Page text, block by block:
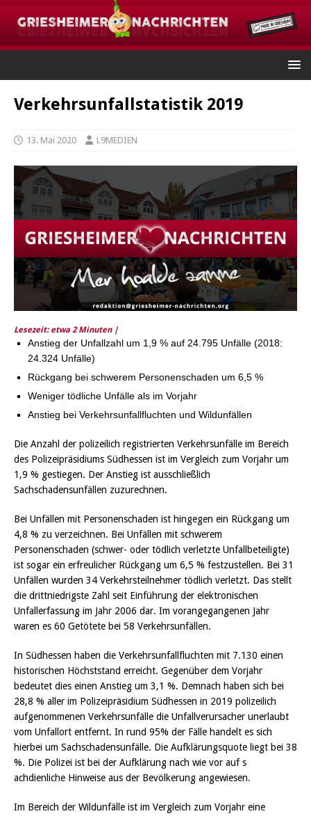
Verkehrsunfallstatistik 2019
13. Mai 2020 L9MEDIEN
Lesezeit: etwa 2 Minuten |
Anstieg der Unfallzahl um 1,9 % auf 24.795 Unfälle (2018:
24.324 Unfälle)
Rückgang bei schwerem Personenschaden um 6,5 %
Weniger tödliche Unfälle als im Vorjahr
Anstieg bei Verkehrsunfallfluchten und Wildunfällen
Die Anzahl der polizeilich registrierten Verkehrsunfälle im Bereich
des Polizeipräsidiums Südhessen ist im Vergleich zum Vorjahr um
1,9 % gestiegen. Der Anstieg ist ausschließlich
Sachschadensunfällen zuzurechnen.
Bei Unfällen mit Personenschaden ist hingegen ein Rückgang um
4,8 % zu verzeichnen. Bei Unfällen mit schwerem
Personenschaden (schwer- oder tödlich verletzte Unfallbeteiligte)
ist sogar ein erfreulicher Rückgang um 6,5 % festzustellen. Bei 31
Unfällen wurden 34 Verkehrsteilnehmer tödlich verletzt. Das stellt
die drittniedrigste Zahl seit Einführung der elektronischen
Unfallerfassung im Jahr 2006 dar. Im vorangegangenen Jahr
waren es 60 Getötete bei 58 Verkehrsunfällen.
In Südhessen haben die Verkehrsunfallfluchten mit 7.130 einen
historischen Höchststand erreicht. Gegenüber dem Vorjahr
bedeutet dies einen Anstieg um 3,1 %. Demnach haben sich bei
28,8 % aller im Polizeipräsidium Südhessen in 2019 polizeilich
aufgenommenen Verkehrsunfälle die Unfallverursacher unerlaubt
vom Unfallort entfernt. In rund 95% der Fälle handelt es sich
hierbei um Sachschadensunfälle. Die Aufklärungsquote liegt bei 38
%. Die Polizei ist bei der Aufklärung nach wie vor auf s
achdienliche Hinweise aus der Bevölkerung angewiesen.
Im Bereich der Wildunfälle ist im Vergleich zum Vorjahr eine